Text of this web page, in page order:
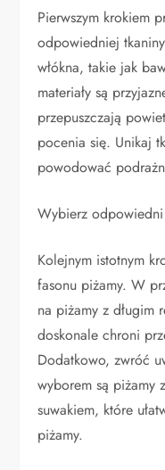
Pierwszym krokiem
odpowiedniej
włókna, takie jak
materiały są
przepuszczają
pocenia się. Unikaj
powodować
Wybierz
Kolejnym istotnym
fasonu piżamy. W
na piżamy z długim
doskonale chroni
Dodatkowo, zwróć
wyborem są piżamy
suwakiem, które
piżamy.